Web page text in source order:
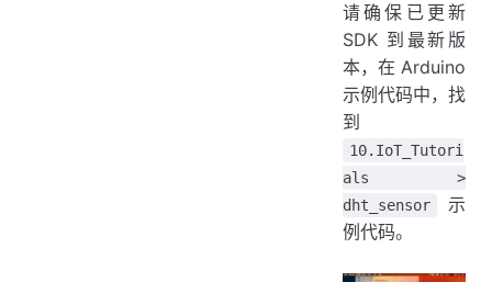
请确保已更新
SDK 到最新版
本，在 Arduino
示例代码中，找
到
10.IoT_Tutori
als >
dht_sensor
示
例代码。